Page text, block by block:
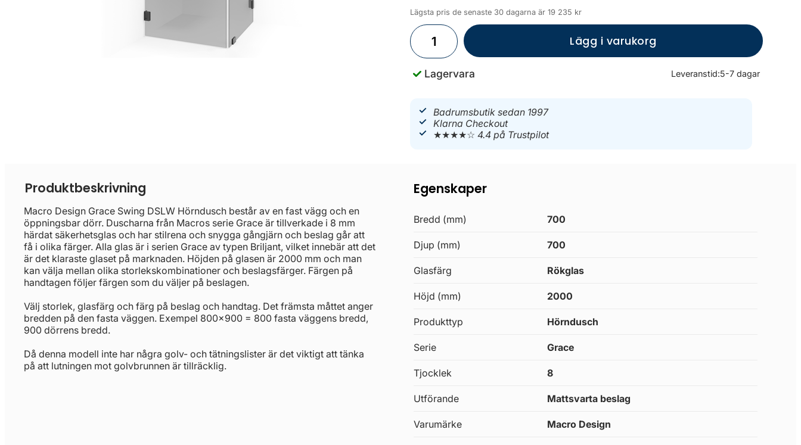
Lägsta pris de senaste 30 dagarna är 19 235 kr
Lägg i varukorg
Lagervara Leveranstid:5-7 dagar
Badrumsbutik sedan 1997
Klarna Checkout
★★★★☆4.4 på Trustpilot
Produktbeskrivning
Macro Design Grace Swing DSLW Hörndusch består av en fast vägg och en
öppningsbar dörr. Duscharna från Macros serie Grace är tillverkade i 8 mm
härdat säkerhetsglas och har stilrena och snygga gångjärn och beslag går att
få i olika färger. Alla glas är i serien Grace av typen Briljant, vilket innebär att det
är det klaraste glaset på marknaden. Höjden på glasen är 2000 mm och man
kan välja mellan olika storlekskombinationer och beslagsfärger. Färgen på
handtagen följer färgen som du väljer på beslagen.
Välj storlek, glasfärg och färg på beslag och handtag. Det främsta måttet anger
bredden på den fasta väggen. Exempel 800x900 = 800 fasta väggens bredd,
900 dörrens bredd.
Då denna modell inte har några golv- och tätningslister är det viktigt att tänka
på att lutningen mot golvbrunnen är tillräcklig.
Egenskaper
Bredd (mm) 700
Djup (mm) 700
Glasfärg Rökglas
Höjd (mm) 2000
Produkttyp Hörndusch
Serie Grace
Tjocklek 8
Utförande Mattsvarta beslag
Varumärke Macro Design